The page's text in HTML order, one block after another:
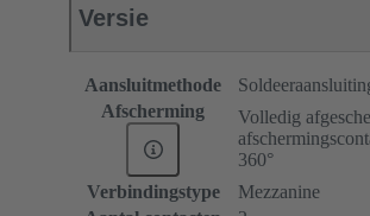
Versie
Aansluitmethode
Afscherming
Volledig
360°
Verbindingstype
Mezzanine